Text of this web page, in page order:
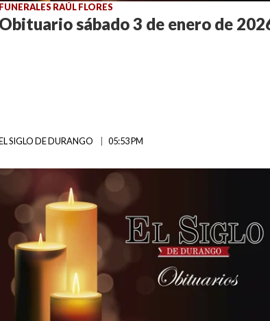
FUNERALES RAÚL FLORES
Obituario sábado 3 de enero de
SIGLO DE DURANGO 05:53 PM